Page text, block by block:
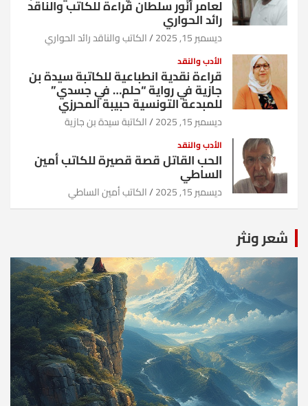
لعامر أنور سلطان قراءة للكاتب والناقد
رائد الحواري
ديسمبر 15, 2025 الكاتب والناقد رائد الحواري
الأدب والنقد
قراءة نقدية انطباعية للكاتبة سيدة بن
جازية في رواية “حلم… في جسدي”
للمبدعة التونسية حبيبة المحرزي
ديسمبر 15, 2025 الكاتبة سيدة بن جازية
الأدب والنقد
الحب القاتل قصة قصيرة للكاتب أمين
الساطي
ديسمبر 15, 2025 الكاتب أمين الساطي
شعر ونثر